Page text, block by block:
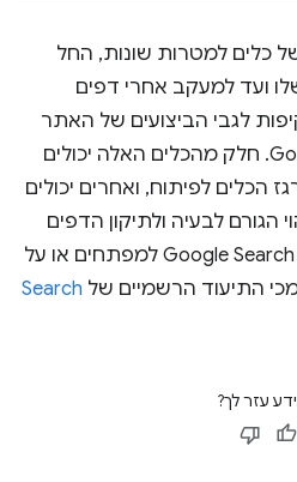
כלים למטרות שונות, החל
ועד למעקב אחרי דפים
לגבי הביצועים של האתר
מבחינת גילוי בחיפוש Google. חלק מהכלים האלה יכולים
הכלים לפיתוח, ואחרים יכולים
הגורם לבעיה ולתיקון הדפים
התיעוד הרשמיים של Search
עזר לך?